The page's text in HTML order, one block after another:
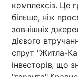
комплексів. Це
більше, ніж
зовнішніх
дієвого
спрут "Житла-
інвесторів, що